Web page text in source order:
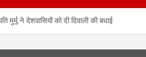
मुर्मू ने देशवासियों को दी दिवाली की बधाई